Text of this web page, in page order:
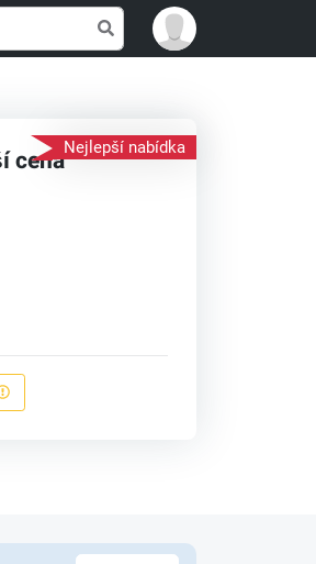
Nejlepší nabídka
cena